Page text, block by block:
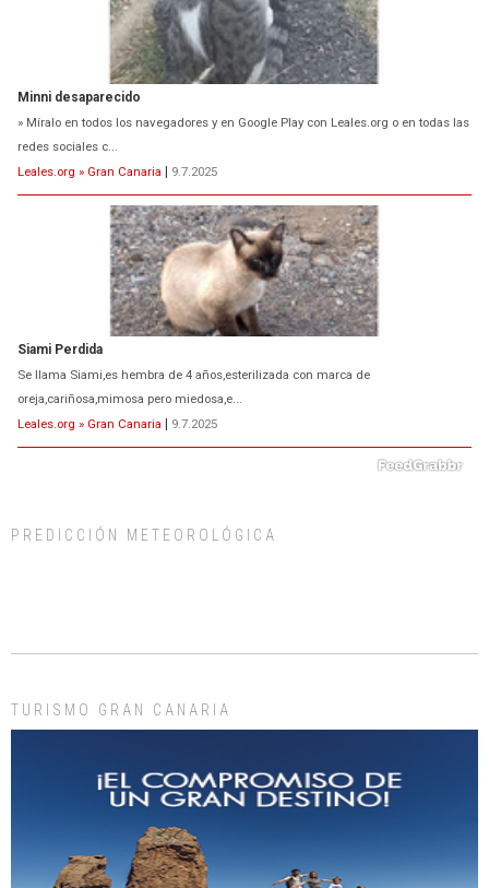
Minni desaparecido
» Míralo en todos los navegadores y en Google Play con Leales.org o en todas las
redes sociales c...
Leales.org » Gran Canaria | 9.7.2025
Siami Perdida
Se llama Siami,es hembra de 4 años,esterilizada con marca de
oreja,cariñosa,mimosa pero miedosa,e...
Leales.org » Gran Canaria | 9.7.2025
días, ella incluida...
Gato manso encontrado
Este gato macho ha aparecido en la calle hace menos de un mes, es muy
PREDICCIÓN METEOROLÓGICA
TURISMO GRAN CANARIA